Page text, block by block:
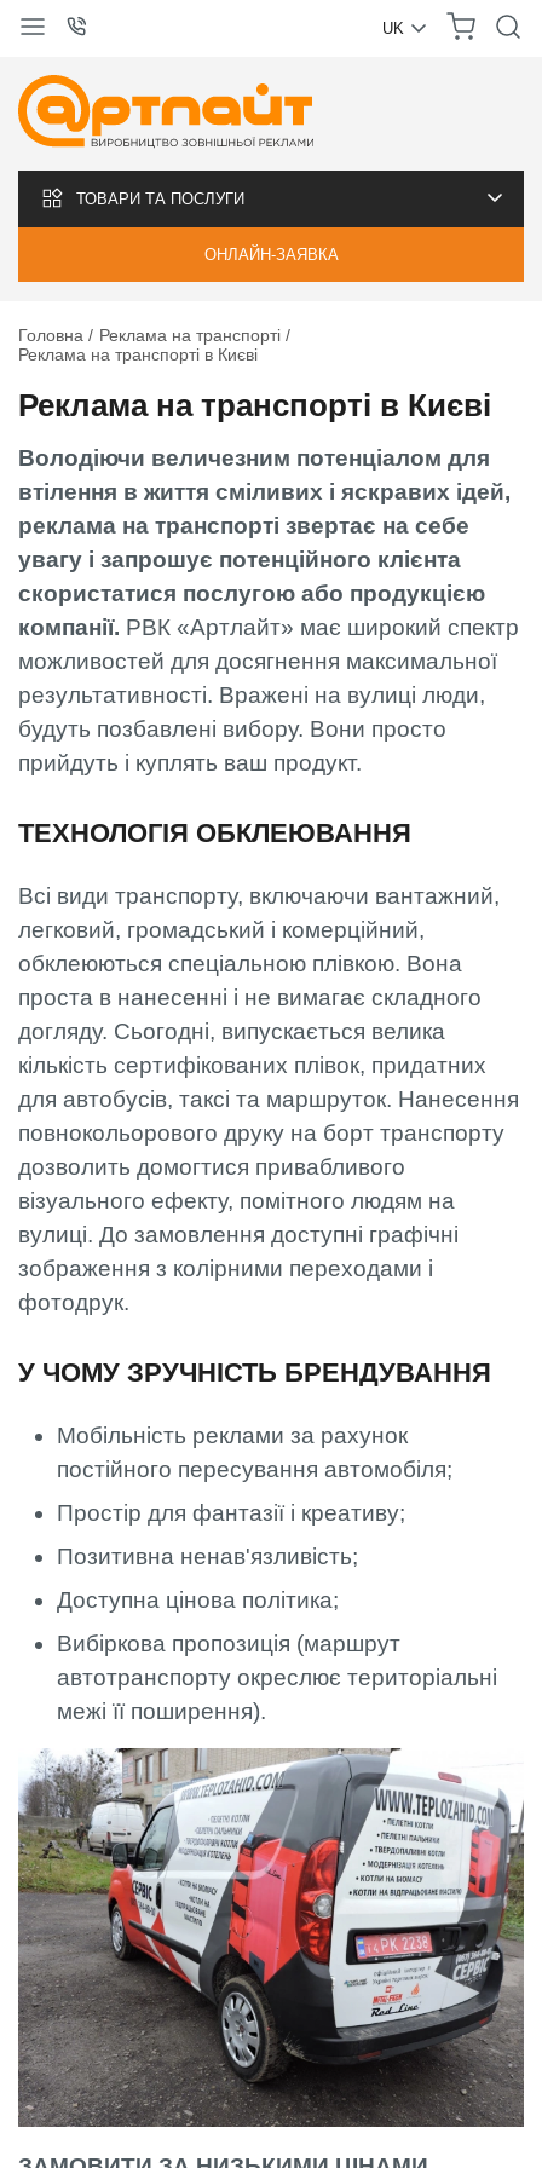
UK
ТОВАРИ ТА ПОСЛУГИ
ОНЛАЙН-ЗАЯВКА
Головна
Реклама на транспорті
Реклама на транспорті в Києві
Реклама на транспорті в Києві
Володіючи величезним потенціалом для
втілення в життя сміливих і яскравих ідей,
реклама на транспорті звертає на себе
увагу і запрошує потенційного клієнта
скористатися послугою або продукцією
компанії. РВК «Артлайт» має широкий спектр
можливостей для досягнення максимальної
результативності. Вражені на вулиці люди,
будуть позбавлені вибору. Вони просто
прийдуть і куплять ваш продукт.
ТЕХНОЛОГІЯ ОБКЛЕЮВАННЯ
Всі види транспорту, включаючи вантажний,
легковий, громадський і комерційний,
обклеюються спеціальною плівкою. Вона
проста в нанесенні і не вимагає складного
догляду. Сьогодні, випускається велика
кількість сертифікованих плівок, придатних
для автобусів, таксі та маршруток. Нанесення
повнокольорового друку на борт транспорту
дозволить домогтися привабливого
візуального ефекту, помітного людям на
вулиці. До замовлення доступні графічні
зображення з колірними переходами і
фотодрук.
У ЧОМУ ЗРУЧНІСТЬ БРЕНДУВАННЯ
Мобільність реклами за рахунок
постійного пересування автомобіля;
Простір для фантазії і креативу;
Позитивна ненав'язливість;
Доступна цінова політика;
Вибіркова пропозиція (маршрут
автотранспорту окреслює територіальні
межі її поширення).